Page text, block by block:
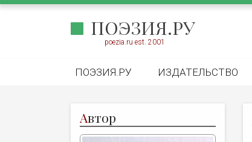
ПОЭЗИЯ.РУ
poezia.ru est. 2001
ПОЭЗИЯ.РУ ИЗДАТЕЛЬСТВО
Автор